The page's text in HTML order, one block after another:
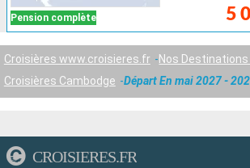
Pension complète 5
Croisières www.croisieres.fr
Nos Destinations
Croisières Cambodge
Départ En mai 2027 -
CROISIERES.FR